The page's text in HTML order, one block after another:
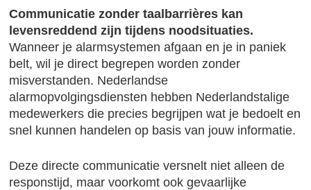
Communicatie zonder taalbarrières kan
levensreddend zijn tijdens noodsituaties.
Wanneer je alarmsystemen afgaan en je in paniek
belt, wil je direct begrepen worden zonder
misverstanden. Nederlandse
alarmopvolgingsdiensten hebben Nederlandstalige
medewerkers die precies begrijpen wat je bedoelt en
snel kunnen handelen op basis van jouw informatie.
Deze directe communicatie versnelt niet alleen de
responstijd, maar voorkomt ook gevaarlijke